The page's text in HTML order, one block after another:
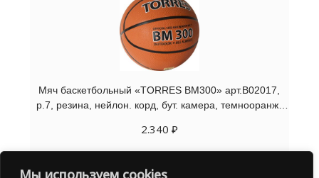
Мы используем cookies
Мяч баскетбольный «TORRES BM300» арт.B02017,
р.7, резина, нейлон. корд, бут. камера, темнооранж-
2.340 ₽